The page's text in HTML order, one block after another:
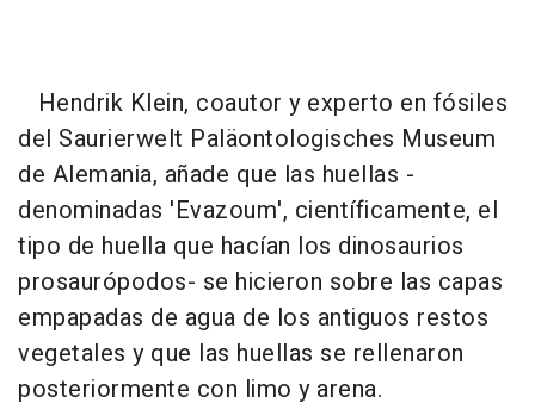
Hendrik Klein, coautor y experto en fósiles
del Saurierwelt Paläontologisches Museum
de Alemania, añade que las huellas -
denominadas 'Evazoum', científicamente, el
tipo de huella que hacían los dinosaurios
prosaurópodos- se hicieron sobre las capas
empapadas de agua de los antiguos restos
vegetales y que las huellas se rellenaron
posteriormente con limo y arena.